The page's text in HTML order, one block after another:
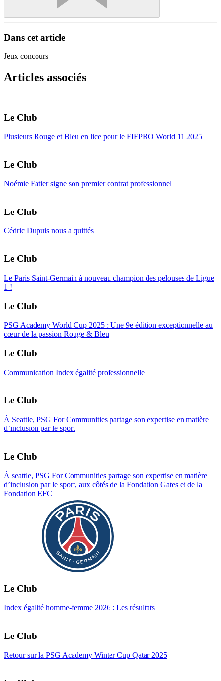
Dans cet article
Jeux concours
Articles associés
Le Club
Plusieurs Rouge et Bleu en lice pour le FIFPRO World 11 2025
Le Club
Noémie Fatier signe son premier contrat professionnel
Le Club
Cédric Dupuis nous a quittés
Le Club
Le Paris Saint-Germain à nouveau champion des pelouses de Ligue
1 !
Le Club
PSG Academy World Cup 2025 : Une 9e édition exceptionnelle au
cœur de la passion Rouge & Bleu
Le Club
Communication Index égalité professionnelle
Le Club
À Seattle, PSG For Communities partage son expertise en matière
d’inclusion par le sport
Le Club
À seattle, PSG For Communities partage son expertise en matière
d’inclusion par le sport, aux côtés de la Fondation Gates et de la
Fondation EFC
Le Club
Index égalité homme-femme 2026 : Les résultats
Le Club
Retour sur la PSG Academy Winter Cup Qatar 2025